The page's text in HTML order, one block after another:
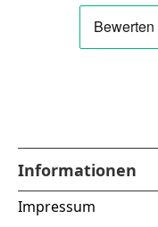
Informationen
Impressum